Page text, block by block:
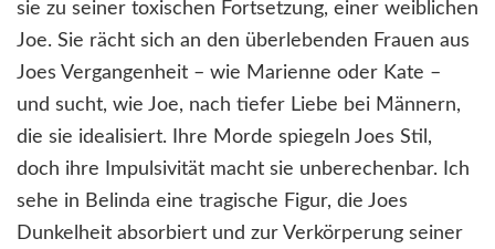
sie zu seiner toxischen Fortsetzung, einer weiblichen
Joe. Sie rächt sich an den überlebenden Frauen aus
Joes Vergangenheit – wie Marienne oder Kate –
und sucht, wie Joe, nach tiefer Liebe bei Männern,
die sie idealisiert. Ihre Morde spiegeln Joes Stil,
doch ihre Impulsivität macht sie unberechenbar. Ich
sehe in Belinda eine tragische Figur, die Joes
Dunkelheit absorbiert und zur Verkörperung seiner